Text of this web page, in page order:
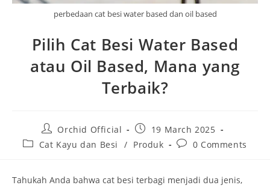
perbedaan cat besi water based dan oil based
Pilih Cat Besi Water Based
atau Oil Based, Mana yang
Terbaik?
Post
author:
Orchid Official
Post
published:
19 March 2025
PostCat Kayu dan Besi / Produk
Post0 Comments
Tahukah Anda bahwa cat besi terbagi menjadi dua jenis,